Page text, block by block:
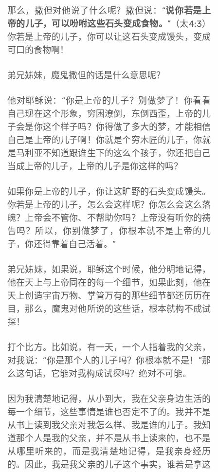
那么，撒但对他说了什么呢？撒但说：“说你若是上
帝的儿子，可以吩咐这些石头变成食物。 ”（太4:3）
你若是上帝的儿子，你可以让这石头变成馒头，变成
可口的食物啊！
弟兄姊妹，魔鬼撒但的话是什么意思呢？
他对耶稣说：“你是上帝的儿子？别做梦了！你看看
自己现在这个形象，穷困潦倒，东倒西歪，上帝的儿
子会是你这个样子吗？你得做了多大的梦，才能相信
自己是上帝的儿子啊！你就是个穷木匠的儿子，你就
是马利亚不知道跟谁生下的这么个孩子，你还把自己
当成上帝的儿子，上帝的儿子是你这样的吗？
如果你是上帝的儿子，你让这旷野的石头变成馒头。
你若是上帝的儿子，怎么会这样呢？你怎么会这么落
魄？上帝会不管你、不帮助你吗？上帝没有听你的祷
告吗？所以，你别做梦了，你根本就不是上帝的儿
子，你还得靠着自己活着。”
弟兄姊妹，如果说，耶稣这个时候，他分明地记得，
他在天上与上帝同在的每一个细节，如果此刻，他在
天上创造宇宙万物、掌管万有的那些细节都还历历在
目，那么，魔鬼对他所说的这些话，根本就构不成试
探！
打个比方。比如说，有一天，一个人指着我的父亲，
对我说：“你是那个人的儿子吗？你根本就不是！”那
么这句话，它能对我构成试探吗？绝对不可能。
因为我清楚地记得，从小到大，我在父亲身边生活的
每一个细节，这些事情是谁也否定不了的。我并不是
从书上读到我父亲对我怎么样、我是谁的儿子。我知
道那个人是我的父亲，并不是从书上读来的，也不是
从哪里听来的，而是我清楚地记得，是我亲身经历
的。因此，我是我父亲的儿子这个事实，谁若是拿这